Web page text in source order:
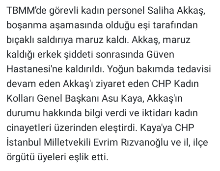
TBMM'de görevli kadın personel Saliha Akkaş,
boşanma aşamasında olduğu eşi tarafından
bıçaklı saldırıya maruz kaldı. Akkaş, maruz
kaldığı erkek şiddeti sonrasında Güven
Hastanesi'ne kaldırıldı. Yoğun bakımda tedavisi
devam eden Akkaş'ı ziyaret eden CHP Kadın
Kolları Genel Başkanı Asu Kaya, Akkaş'ın
durumu hakkında bilgi verdi ve iktidarı kadın
cinayetleri üzerinden eleştirdi. Kaya'ya CHP
İstanbul Milletvekili Evrim Rızvanoğlu ve il, ilçe
örgütü üyeleri eşlik etti.
Haber
İlan
Kimdir
Kültür Sanat
Ne demişti
Nedir